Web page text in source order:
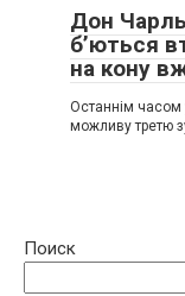
Дон
б’ються
на кону
Останнім часом
можливу третю
Поиск